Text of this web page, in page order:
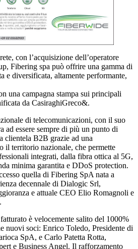
con l’acquisizione dell’operatore
Fibering spa può offrire una gamma di
e diversificata, altamente performante,
una campagna stampa sui principali
da CasiraghiGreco&.
di telecomunicazioni, con il suo
essere sempre di più un punto di
clientela B2B grazie ad una
il territorio nazionale, che permette
integrati, dalla fibra ottica al 5G,
minima garantita e DDoS protection.
quella di Fibering SpA nata a
decennale di Dialogic Srl,
e attuale CEO Elio Romagnoli e
è velocemente salito del 1000%
nuovi soci: Enrico Toledo, Presidente di
SpA, e Carlo Patetta Rotta,
e Business Angel. Il rafforzamento